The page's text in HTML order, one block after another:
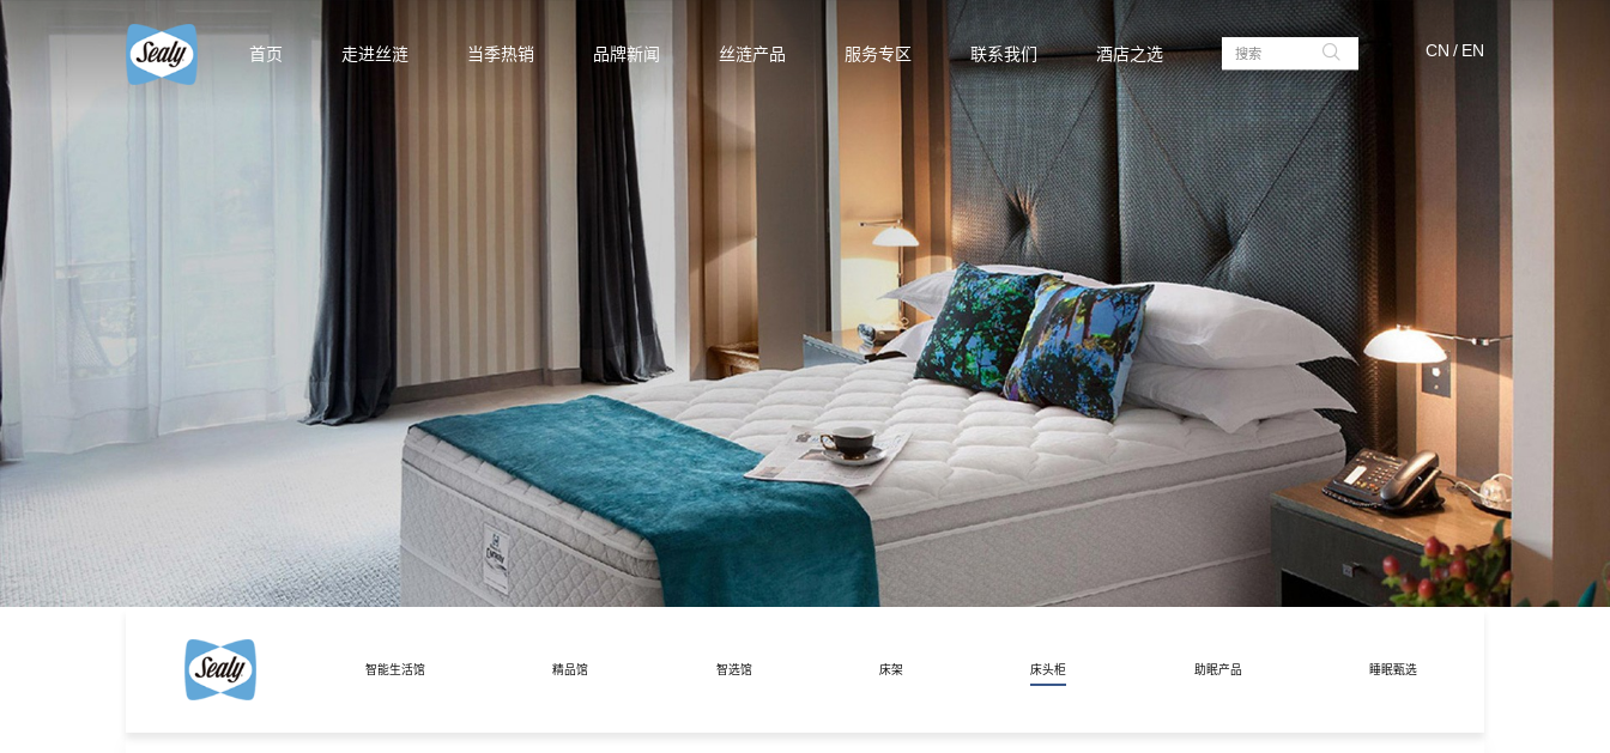
首页 走进丝涟 当季热销 品牌新闻 丝涟产品 服务专区 联系我们 酒店之选 CN / EN
床头柜
助眠产品
月晖系列 启明系列 星迹系列
悦动系列 丝涟蓝系列 焕醒系列 隐适系列
丝涟童趣系列 底床系列 套床 青少年系列
智能生活馆 精品馆 智选馆 床架 床头柜 助眠产品 睡眠甄选